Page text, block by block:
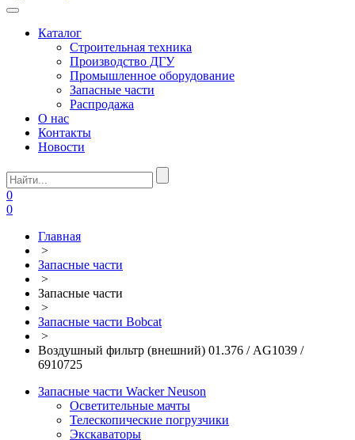
Каталог
Строительная техника
Производство ДГУ
Промышленное оборудование
Запасные части
Распродажа
О нас
Контакты
Новости
0
0
Главная
>
Запасные части
>
Запасные части
>
Запасные части Bobcat
>
Воздушный фильтр (внешний) 01.376 / AG1039 /
6910725
Запасные части Wacker Neuson
Осветительные мачты
Телескопические погрузчики
Экскаваторы